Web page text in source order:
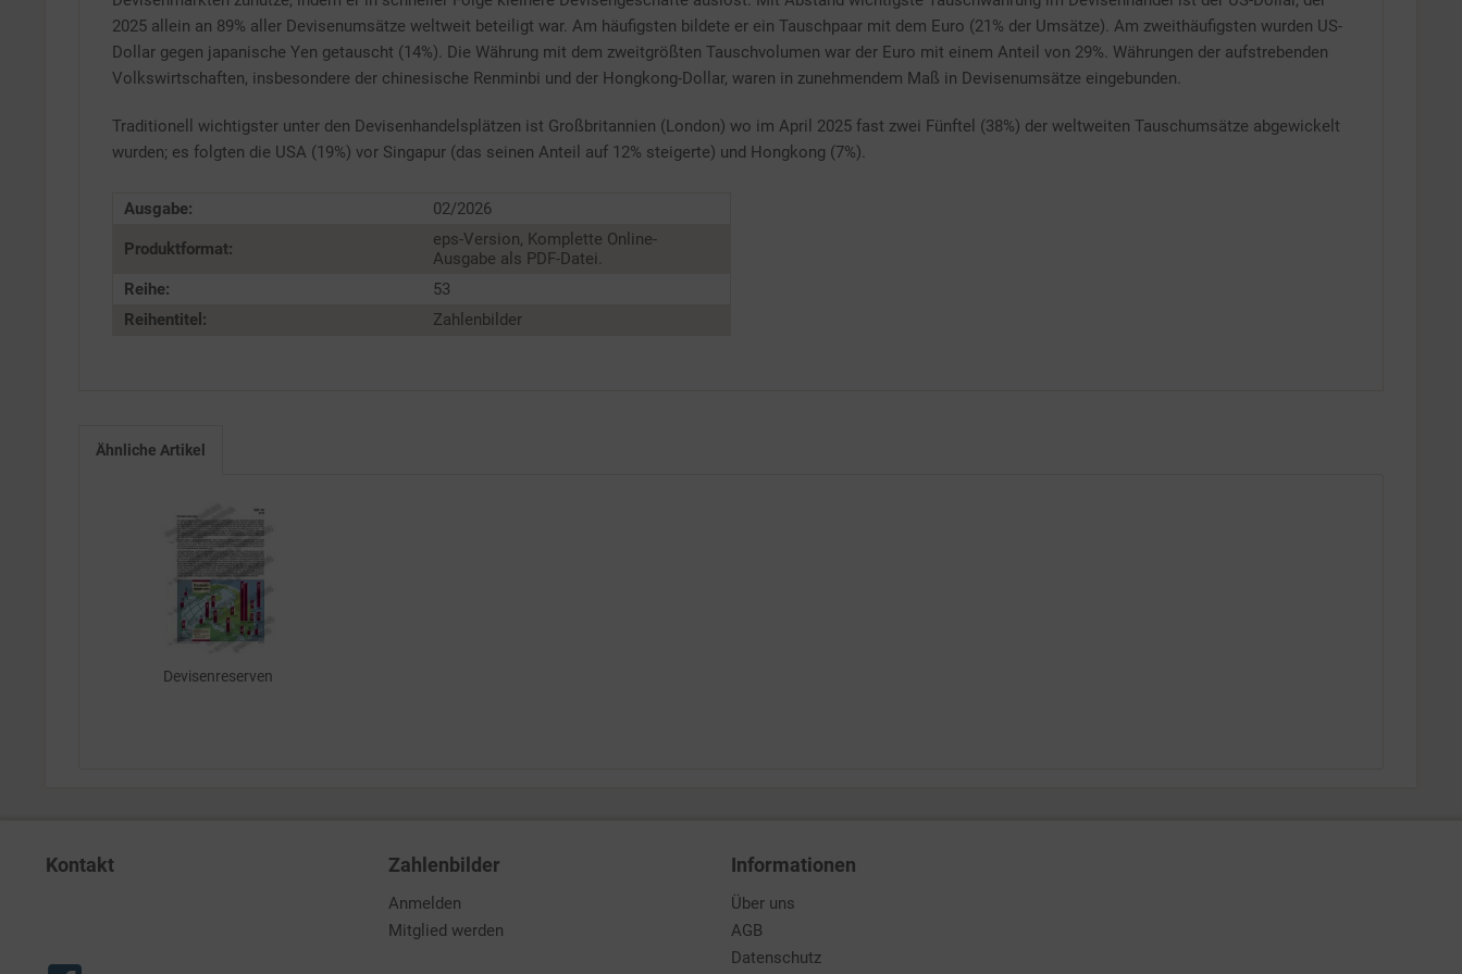
2025 allein an 89% aller Devisenumsätze weltweit beteiligt war. Am häufigsten bildete er ein Tauschpaar mit dem Euro (21% der Umsätze). Am zweithäufigsten wurden US-
Dollar gegen japanische Yen getauscht (14%). Die Währung mit dem zweitgrößten Tauschvolumen war der Euro mit einem Anteil von 29%. Währungen der aufstrebenden
Volkswirtschaften, insbesondere der chinesische Renminbi und der Hongkong-Dollar, waren in zunehmendem Maß in Devisenumsätze eingebunden.
Traditionell wichtigster unter den Devisenhandelsplätzen ist Großbritannien (London) wo im April 2025 fast zwei Fünftel (38%) der weltweiten Tauschumsätze abgewickelt
wurden; es folgten die USA (19%) vor Singapur (das seinen Anteil auf 12% steigerte) und Hongkong (7%).
Ausgabe: 02/2026
Produktformat:
eps-Version, Komplette Online-
Ausgabe als PDF-Datei.
Reihe:
53
Reihentitel:
Zahlenbilder
Ähnliche Artikel
Devisenreserven
Kontakt Zahlenbilder
Anmelden
Mitglied werden
Informationen
Über uns
AGB
Datenschutz
Service Inaktiv